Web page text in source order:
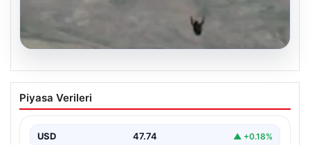
07.08.2026
Fas’tan İspanya’ya yamaç paraşütüyle
geçmeye çalışan göçmen yaşamını
{ "title": "Fas'tan İspanya'ya Yamaç Paraşütüyle
Piyasa Verileri
USD 47.74 ▲ +0.18%